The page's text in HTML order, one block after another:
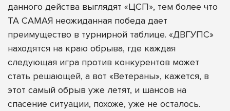
данного действа выглядят «ЦСП», тем более что
ТА САМАЯ неожиданная победа дает
преимущество в турнирной таблице. «ДВГУПС»
находятся на краю обрыва, где каждая
следующая игра против конкурентов может
стать решающей, а вот «Ветераны», кажется, в
этот самый обрыв уже летят, и шансов на
спасение ситуации, похоже, уже не осталось.